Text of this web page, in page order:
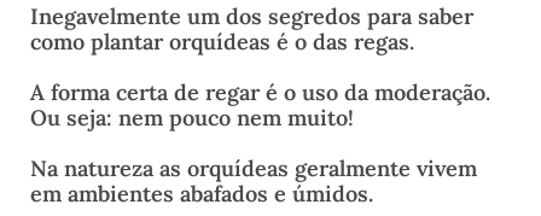
Inegavelmente um dos segredos para saber
como plantar orquídeas é o das regas.
A forma certa de regar é o uso da moderação.
Ou seja: nem pouco nem muito!
Na natureza as orquídeas geralmente vivem
em ambientes abafados e úmidos.